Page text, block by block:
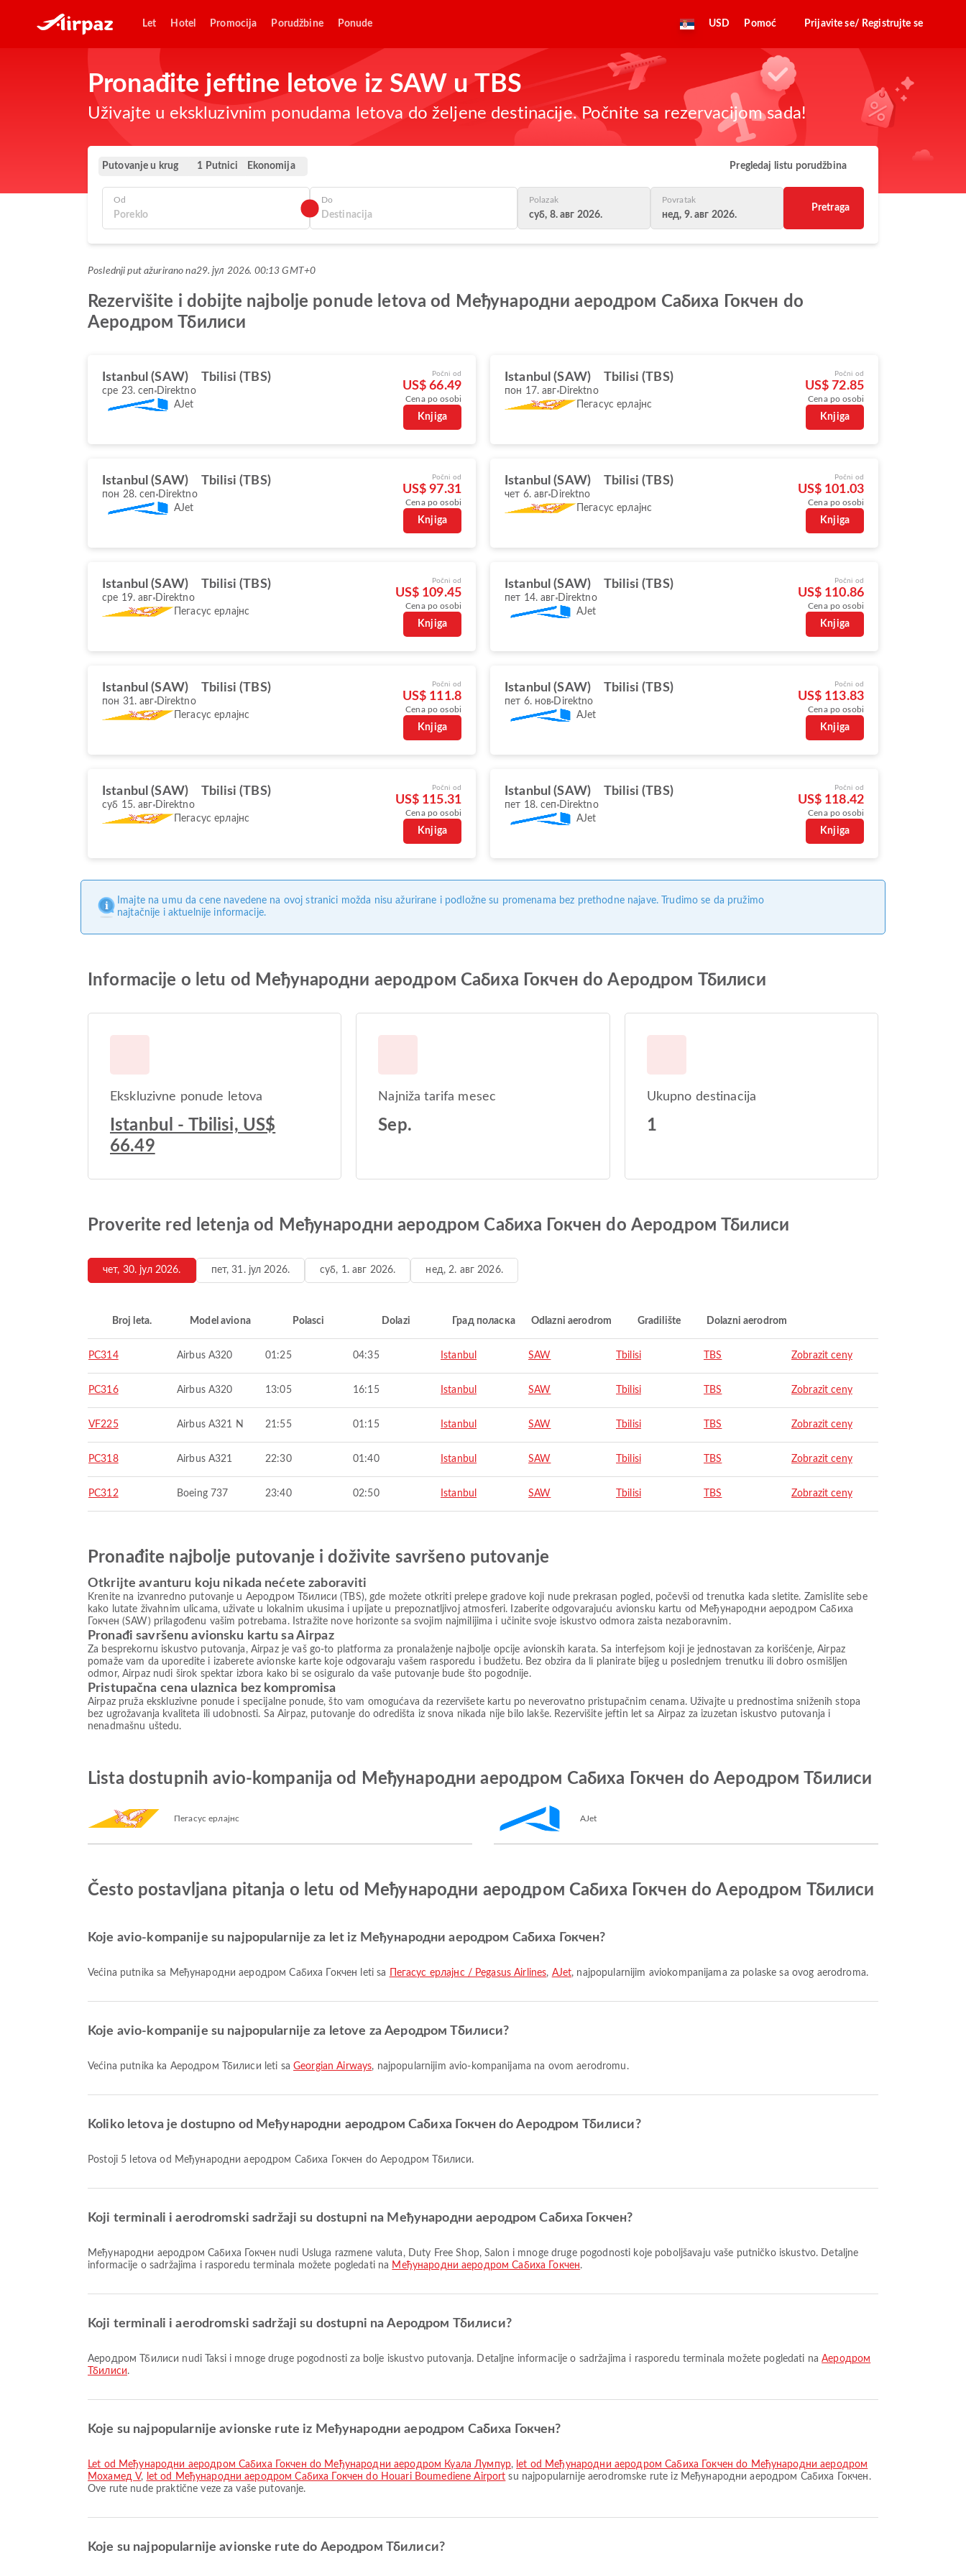
Let Hotel Promocija Porudžbine Ponude USD Pomoć Prijavite se/ Registrujte se
Pronađite jeftine letove iz SAW u TBS
Uživajte u ekskluzivnim ponudama letova do željene destinacije. Počnite sa rezervacijom sada!
Putovanje u krug 1 Putnici Ekonomija Pregledaj listu porudžbina
Od Do Polazak
суб, 8. авг 2026.
Povratak
нед, 9. авг 2026.
Pretraga
Poslednji put ažurirano na29. јул 2026. 00:13 GMT+0
Rezervišite i dobijte najbolje ponude letova od Међународни аеродром Сабиха Гокчен do
Аеродром Тбилиси
Istanbul (SAW) Tbilisi (TBS)
сре 23. сеп Direktno
AJet
Počni od
US$ 66.49
Cena po osobi
Knjiga
Istanbul (SAW) Tbilisi (TBS)
пон 17. авг Direktno
Пегасус ерлајнс
Počni od
US$ 72.85
Cena po osobi
Knjiga
Istanbul (SAW) Tbilisi (TBS)
пон 28. сеп Direktno
AJet
Počni od
US$ 97.31
Cena po osobi
Knjiga
Istanbul (SAW) Tbilisi (TBS)
чет 6. авг Direktno
Пегасус ерлајнс
Počni od
US$ 101.03
Cena po osobi
Knjiga
Istanbul (SAW) Tbilisi (TBS)
сре 19. авг Direktno
Пегасус ерлајнс
Počni od
US$ 109.45
Cena po osobi
Knjiga
Istanbul (SAW) Tbilisi (TBS)
пет 14. авг Direktno
AJet
Počni od
US$ 110.86
Cena po osobi
Knjiga
Istanbul (SAW) Tbilisi (TBS)
пон 31. авг Direktno
Пегасус ерлајнс
Počni od
US$ 111.8
Cena po osobi
Knjiga
Istanbul (SAW) Tbilisi (TBS)
пет 6. нов Direktno
AJet
Počni od
US$ 113.83
Cena po osobi
Knjiga
Istanbul (SAW) Tbilisi (TBS)
суб 15. авг Direktno
Пегасус ерлајнс
Počni od
US$ 115.31
Cena po osobi
Knjiga
Istanbul (SAW) Tbilisi (TBS)
пет 18. сеп Direktno
AJet
Počni od
US$ 118.42
Cena po osobi
Knjiga
Imajte na umu da cene navedene na ovoj stranici možda nisu ažurirane i podložne su promenama bez prethodne najave. Trudimo se da pružimo
najtačnije i aktuelnije informacije.
Informacije o letu od Међународни аеродром Сабиха Гокчен do Аеродром Тбилиси
Ekskluzivne ponude letova
Istanbul - Tbilisi, US$
66.49
Najniža tarifa mesec
Sep.
Ukupno destinacija
1
Proverite red letenja od Међународни аеродром Сабиха Гокчен do Аеродром Тбилиси
чет, 30. јул 2026. пет, 31. јул 2026. суб, 1. авг 2026. нед, 2. авг 2026.
Broj leta. Model aviona Polasci Dolazi Град поласка Odlazni aerodrom Gradilište Dolazni aerodrom
PC314 Airbus A320 01:25 04:35 Istanbul SAW Tbilisi TBS Zobrazit ceny
PC316 Airbus A320 13:05 16:15 Istanbul SAW Tbilisi TBS Zobrazit ceny
VF225 Airbus A321 N 21:55 01:15 Istanbul SAW Tbilisi TBS Zobrazit ceny
PC318 Airbus A321 22:30 01:40 Istanbul SAW Tbilisi TBS Zobrazit ceny
PC312 Boeing 737 23:40 02:50 Istanbul SAW Tbilisi TBS Zobrazit ceny
Pronađite najbolje putovanje i doživite savršeno putovanje
Otkrijte avanturu koju nikada nećete zaboraviti
Krenite na izvanredno putovanje u Аеродром Тбилиси (TBS), gde možete otkriti prelepe gradove koji nude prekrasan pogled, počevši od trenutka kada sletite. Zamislite sebe
kako lutate živahnim ulicama, uživate u lokalnim ukusima i upijate u prepoznatljivoj atmosferi. Izaberite odgovarajuću avionsku kartu od Међународни аеродром Сабиха
Гокчен (SAW) prilagođenu vašim potrebama. Istražite nove horizonte sa svojim najmilijima i učinite svoje iskustvo odmora zaista nezaboravnim.
Pronađi savršenu avionsku kartu sa Airpaz
Za besprekornu iskustvo putovanja, Airpaz je vaš go-to platforma za pronalaženje najbolje opcije avionskih karata. Sa interfejsom koji je jednostavan za korišćenje, Airpaz
pomaže vam da uporedite i izaberete avionske karte koje odgovaraju vašem rasporedu i budžetu. Bez obzira da li planirate bijeg u poslednjem trenutku ili dobro osmišljen
odmor, Airpaz nudi širok spektar izbora kako bi se osiguralo da vaše putovanje bude što pogodnije.
Pristupačna cena ulaznica bez kompromisa
Airpaz pruža ekskluzivne ponude i specijalne ponude, što vam omogućava da rezervišete kartu po neverovatno pristupačnim cenama. Uživajte u prednostima sniženih stopa
bez ugrožavanja kvaliteta ili udobnosti. Sa Airpaz, putovanje do odredišta iz snova nikada nije bilo lakše. Rezervišite jeftin let sa Airpaz za izuzetan iskustvo putovanja i
nenadmašnu uštedu.
Lista dostupnih avio-kompanija od Међународни аеродром Сабиха Гокчен do Аеродром Тбилиси
Пегасус ерлајнс AJet
Često postavljana pitanja o letu od Међународни аеродром Сабиха Гокчен do Аеродром Тбилиси
Koje avio-kompanije su najpopularnije za let iz Међународни аеродром Сабиха Гокчен?
Većina putnika sa Међународни аеродром Сабиха Гокчен leti sa Пегасус ерлајнс / Pegasus Airlines, AJet, najpopularnijim aviokompanijama za polaske sa ovog aerodroma.
Koje avio-kompanije su najpopularnije za letove za Аеродром Тбилиси?
Većina putnika ka Аеродром Тбилиси leti saGeorgian Airways, najpopularnijim avio-kompanijama na ovom aerodromu.
Koliko letova je dostupno od Међународни аеродром Сабиха Гокчен do Аеродром Тбилиси?
Postoji 5 letova od Међународни аеродром Сабиха Гокчен do Аеродром Тбилиси.
Koji terminali i aerodromski sadržaji su dostupni na Међународни аеродром Сабиха Гокчен?
Међународни аеродром Сабиха Гокчен nudi Usluga razmene valuta, Duty Free Shop, Salon i mnoge druge pogodnosti koje poboljšavaju vaše putničko iskustvo. Detaljne
informacije o sadržajima i rasporedu terminala možete pogledati na Међународни аеродром Сабиха Гокчен.
Koji terminali i aerodromski sadržaji su dostupni na Аеродром Тбилиси?
Аеродром Тбилиси nudi Taksi i mnoge druge pogodnosti za bolje iskustvo putovanja. Detaljne informacije o sadržajima i rasporedu terminala možete pogledati naАеродром
Тбилиси.
Koje su najpopularnije avionske rute iz Међународни аеродром Сабиха Гокчен?
let od Међународни аеродром Сабиха Гокчен do Међународни аеродром Куала Лумпур, let od Међународни аеродром Сабиха Гокчен do Међународни аеродром
Мохамед V, let od Међународни аеродром Сабиха Гокчен do Houari Boumediene Airport su najpopularnije aerodromske rute iz Међународни аеродром Сабиха Гокчен.
Ove rute nude praktične veze za vaše putovanje.
Koje su najpopularnije avionske rute do Аеродром Тбилиси?